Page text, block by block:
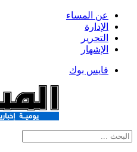
عن المساء
الإدارة
التحرير
الإشهار
فايس بوك